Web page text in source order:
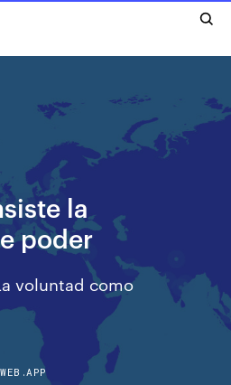
la
poder
voluntad como